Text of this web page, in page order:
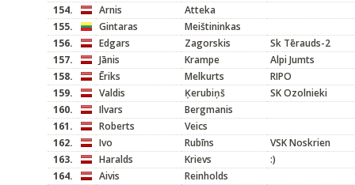
154. Arnis
Atteka
155.
Gintaras
Meištininkas
156.
Edgars Zagorskis
Sk Tērauds-2
157.
Jānis Krampe
Alpi Jumts
158.
Ēriks Melkurts
RIPO
159.
Valdis Ķerubiņš
SK Ozolnieki
160.
Ilvars
Bergmanis
161.
Roberts
Veics
162.
Ivo Rubīns
VSK Noskrien
163.
Haralds Krievs
:)
164.
Aivis
Reinholds